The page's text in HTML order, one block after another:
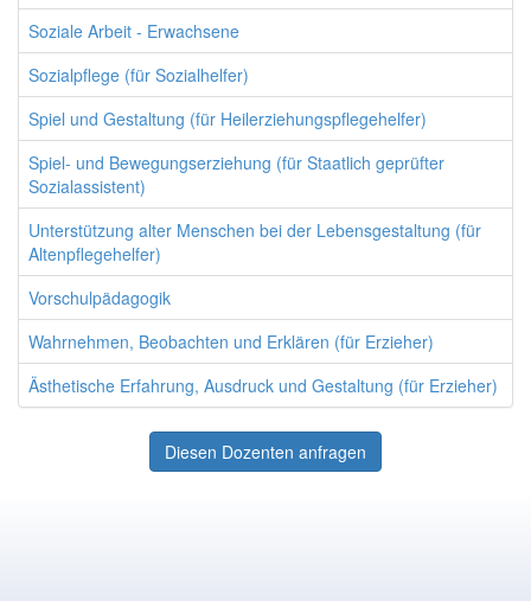
Soziale Arbeit - Erwachsene
Sozialpflege (für Sozialhelfer)
Spiel und Gestaltung (für Heilerziehungspflegehelfer)
Spiel- und Bewegungserziehung (für Staatlich geprüfter
Sozialassistent)
Unterstützung alter Menschen bei der Lebensgestaltung (für
Altenpflegehelfer)
Vorschulpädagogik
Wahrnehmen, Beobachten und Erklären (für Erzieher)
Ästhetische Erfahrung, Ausdruck und Gestaltung (für Erzieher)
Diesen Dozenten anfragen